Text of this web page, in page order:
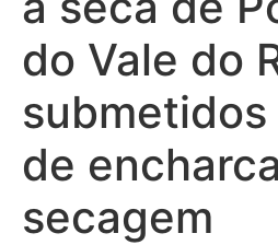
do Vale do
de
secagem